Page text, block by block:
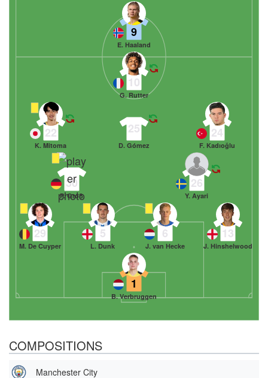
9
E. Haaland
1
B. Verbruggen
29
M. De Cuyper
5
L. Dunk
6
J. van Hecke
13
J. Hinshelwood
30
P. Groß
26
Y. Ayari
22
K. Mitoma
25
D. Gómez
24
F. Kadıoğlu
10
G. Rutter
COMPOSITIONS
Manchester City